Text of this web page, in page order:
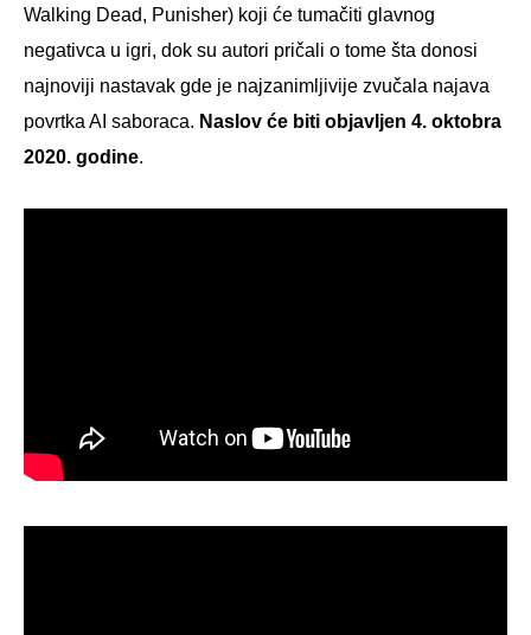
Walking Dead, Punisher) koji će tumačiti glavnog
negativca u igri, dok su autori pričali o tome šta donosi
najnoviji nastavak gde je najzanimljivije zvučala najava
povrtka AI saboraca. Naslov će biti objavljen 4. oktobra
2020. godine.